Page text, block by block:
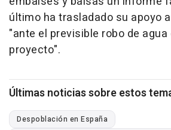
último ha trasladado su apoyo
"ante el previsible robo de
proyecto".
Últimas noticias sobre estos
Despoblación en España